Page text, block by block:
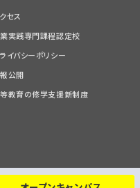
セス
実践専門課程認定校
イバシーポリシー
公開
教育の修学支援新制度